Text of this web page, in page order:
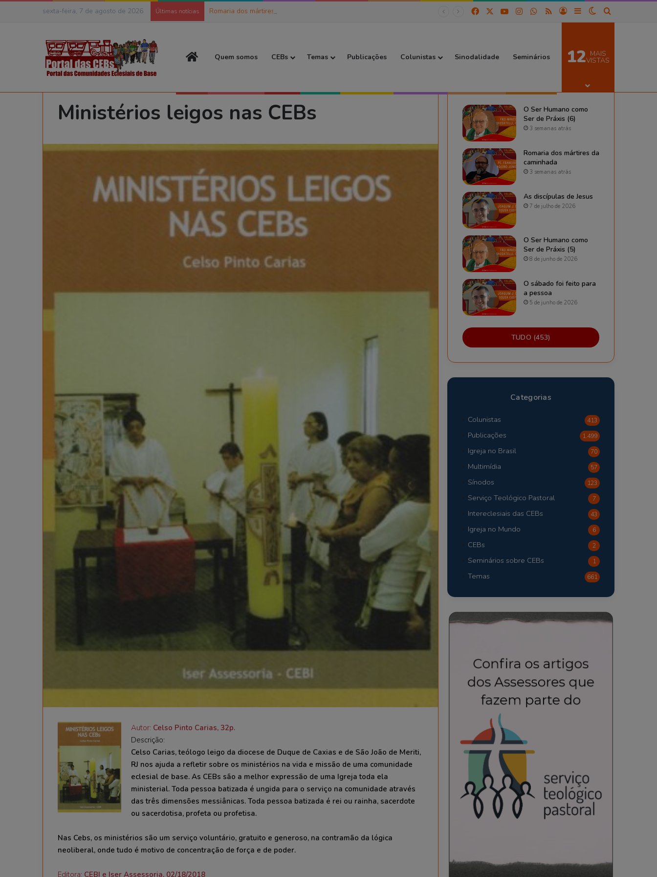
sexta-feira, 7 de agosto de 2026 Últimas notícias Romaria dos mártires da caminhada Facebook YouTubeInstagramWhatsApp
RSS Entrar Barra Lateral
Switch skin
Procurar por
Página Inicial
Quem somos CEBs Temas Publicações Colunistas Sinodalidade Seminários 12 MAIS
VISTAS
Ministérios leigos nas CEBs
Autor: Celso Pinto Carias, 32p.
Descrição:
Celso Carias, teólogo leigo da diocese de Duque de Caxias e de São João de Meriti,
RJ nos ajuda a refletir sobre os ministérios na vida e missão de uma comunidade
eclesial de base. As CEBs são a melhor expressão de uma Igreja toda ela
ministerial. Toda pessoa batizada é ungida para o serviço na comunidade através
das três dimensões messiânicas. Toda pessoa batizada é rei ou rainha, sacerdote
ou sacerdotisa, profeta ou profetisa.
Nas Cebs, os ministérios são um serviço voluntário, gratuito e generoso, na contramão da lógica
neoliberal, onde tudo é motivo de concentração de força e de poder.
Editora: CEBI e Iser Assessoria, 02/18/2018
O Ser Humano como
Ser de Práxis (6)
3 semanas atrás
Romaria dos mártires da
caminhada
3 semanas atrás
As discípulas de Jesus
7 de julho de 2026
O Ser Humano como
Ser de Práxis (5)
8 de junho de 2026
O sábado foi feito para
a pessoa
5 de junho de 2026
TUDO (453)
Categorias
Colunistas 413
Publicações 1.499
Igreja no Brasil 70
Multimídia 57
Sínodos 123
Serviço Teológico Pastoral 7
Intereclesiais das CEBs 43
Igreja no Mundo 6
CEBs 2
Seminários sobre CEBs 1
Temas 661